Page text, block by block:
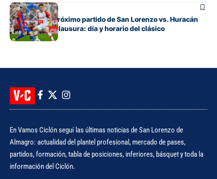
Fútbol
Cuándo es el próximo partido de San Lorenzo vs. Huracán
por el Torneo Clausura: día y horario del clásico
En Vamos Ciclón seguí las últimas noticias de San Lorenzo de
Almagro: actualidad del plantel profesional, mercado de pases,
partidos, formación, tabla de posiciones, inferiores, básquet y toda la
información del Ciclón.